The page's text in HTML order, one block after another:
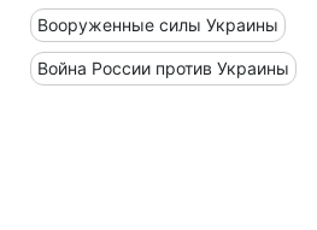
Вооруженные силы Украины
Война России против Украины